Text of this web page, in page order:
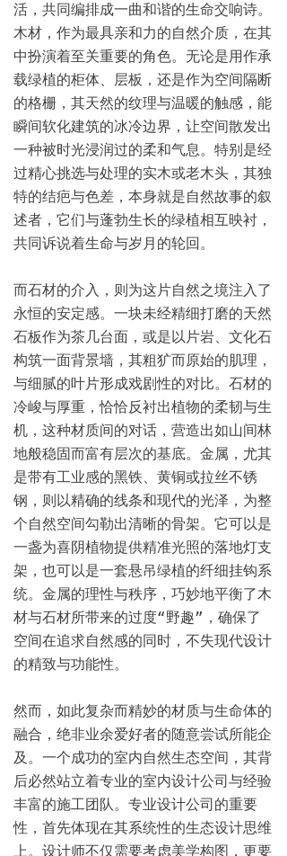
活，共同编排成一曲和谐的生命交响诗。
木材，作为最具亲和力的自然介质，在其
中扮演着至关重要的角色。无论是用作承
载绿植的柜体、层板，还是作为空间隔断
的格栅，其天然的纹理与温暖的触感，能
瞬间软化建筑的冰冷边界，让空间散发出
一种被时光浸润过的柔和气息。特别是经
过精心挑选与处理的实木或老木头，其独
特的结疤与色差，本身就是自然故事的叙
述者，它们与蓬勃生长的绿植相互映衬，
共同诉说着生命与岁月的轮回。
而石材的介入，则为这片自然之境注入了
永恒的安定感。一块未经精细打磨的天然
石板作为茶几台面，或是以片岩、文化石
构筑一面背景墙，其粗犷而原始的肌理，
与细腻的叶片形成戏剧性的对比。石材的
冷峻与厚重，恰恰反衬出植物的柔韧与生
机，这种材质间的对话，营造出如山间林
地般稳固而富有层次的基底。金属，尤其
是带有工业感的黑铁、黄铜或拉丝不锈
钢，则以精确的线条和现代的光泽，为整
个自然空间勾勒出清晰的骨架。它可以是
一盏为喜阴植物提供精准光照的落地灯支
架，也可以是一套悬吊绿植的纤细挂钩系
统。金属的理性与秩序，巧妙地平衡了木
材与石材所带来的过度“野趣”，确保了
空间在追求自然感的同时，不失现代设计
的精致与功能性。
然而，如此复杂而精妙的材质与生命体的
融合，绝非业余爱好者的随意尝试所能企
及。一个成功的室内自然生态空间，其背
后必然站立着专业的室内设计公司与经验
丰富的施工团队。专业设计公司的重要
性，首先体现在其系统性的生态设计思维
上。设计师不仅需要考虑美学构图，更要